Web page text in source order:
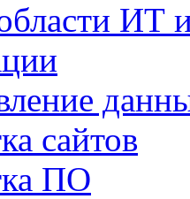
ИТ
сайтов
ПО